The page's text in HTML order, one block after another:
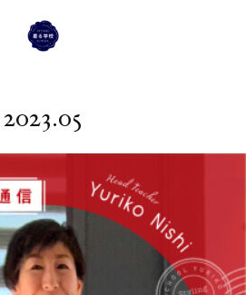
2023.05